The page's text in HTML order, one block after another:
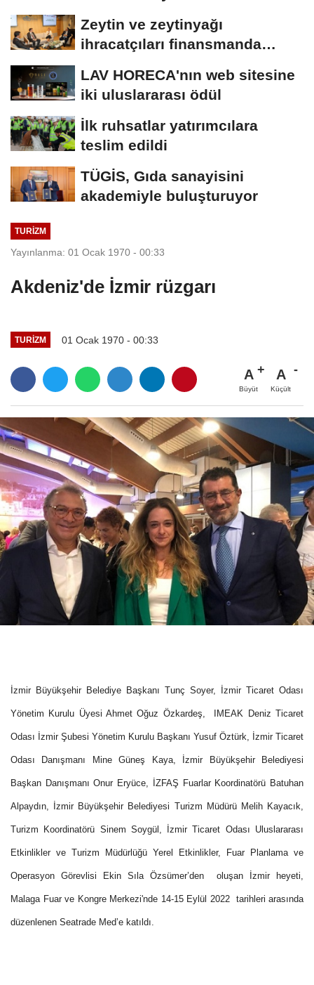
Zeytin ve zeytinyağı
ihracatçıları finansmanda
LAV HORECA'nın web sitesine
iki uluslararası ödül
İlk ruhsatlar yatırımcılara
teslim edildi
TÜGİS, Gıda sanayisini
akademiyle buluşturuyor
TURIZM
Yayınlanma: 01 Ocak 1970 - 00:33
Akdeniz'de İzmir rüzgarı
TURIZM 01 Ocak 1970 - 00:33
A
Büyüt
A
Küçült
İzmir Büyükşehir Belediye Başkanı Tunç Soyer, İzmir Ticaret Odası
Yönetim Kurulu Üyesi Ahmet Oğuz Özkardeş, IMEAK Deniz Ticaret
Odası İzmir Şubesi Yönetim Kurulu Başkanı Yusuf Öztürk, İzmir Ticaret
Odası Danışmanı Mine Güneş Kaya, İzmir Büyükşehir Belediyesi
Başkan Danışmanı Onur Eryüce, İZFAŞ Fuarlar Koordinatörü Batuhan
Alpaydın, İzmir Büyükşehir Belediyesi Turizm Müdürü Melih Kayacık,
Turizm Koordinatörü Sinem Soygül, İzmir Ticaret Odası Uluslararası
Etkinlikler ve Turizm Müdürlüğü Yerel Etkinlikler, Fuar Planlama ve
Operasyon Görevlisi Ekin Sıla Özsümer’den oluşan İzmir heyeti,
Malaga Fuar ve Kongre Merkezi'nde 14-15 Eylül 2022 tarihleri arasında
düzenlenen Seatrade Med’e katıldı.